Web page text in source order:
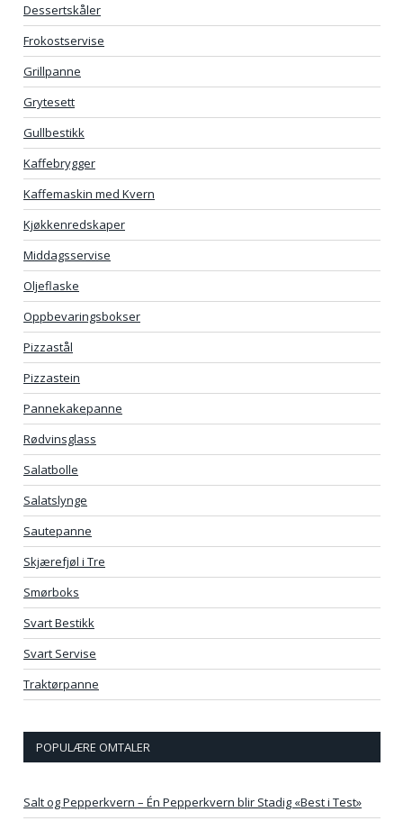
Dessertskåler
Frokostservise
Grillpanne
Grytesett
Gullbestikk
Kaffebrygger
Kaffemaskin med Kvern
Kjøkkenredskaper
Middagsservise
Oljeflaske
Oppbevaringsbokser
Pizzastål
Pizzastein
Pannekakepanne
Rødvinsglass
Salatbolle
Salatslynge
Sautepanne
Skjærefjøl i Tre
Smørboks
Svart Bestikk
Svart Servise
Traktørpanne
POPULÆRE OMTALER
Salt og Pepperkvern – Én Pepperkvern blir Stadig «Best i Test»